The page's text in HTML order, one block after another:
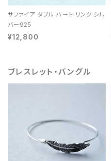
サファイア ダブル ハート リング シル
バー925
¥12,800
ブレスレット・バングル